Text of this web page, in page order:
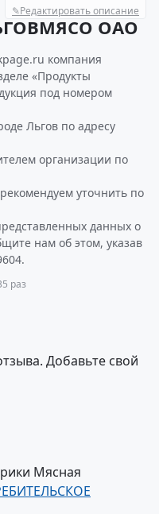
✎Редактировать описание
ОАО
компания
«Продукты
под номером
Льгов по адресу
организации по
уточнить по
данных о
нам об этом, указав
раз
Добавьте свой
Мясная